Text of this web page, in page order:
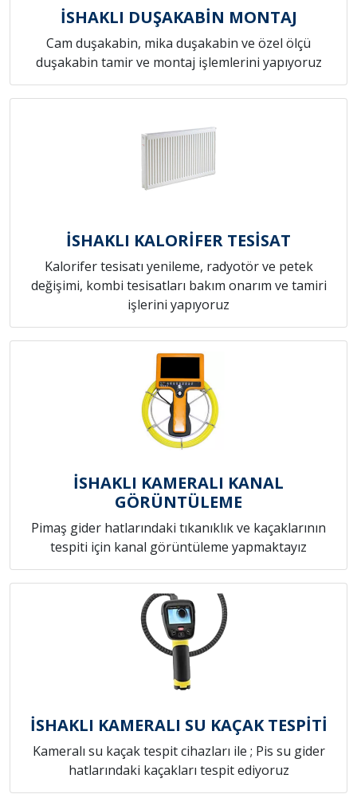
İSHAKLI DUŞAKABİN MONTAJ
Cam duşakabin, mika duşakabin ve özel ölçü
duşakabin tamir ve montaj işlemlerini yapıyoruz
İSHAKLI KALORİFER TESİSAT
Kalorifer tesisatı yenileme, radyotör ve petek
değişimi, kombi tesisatları bakım onarım ve tamiri
işlerini yapıyoruz
İSHAKLI KAMERALI KANAL
GÖRÜNTÜLEME
Pimaş gider hatlarındaki tıkanıklık ve kaçaklarının
tespiti için kanal görüntüleme yapmaktayız
İSHAKLI KAMERALI SU KAÇAK TESPİTİ
Kameralı su kaçak tespit cihazları ile ; Pis su gider
hatlarındaki kaçakları tespit ediyoruz